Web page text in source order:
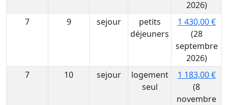
2026)
7
9 sejour
petits
déjeuners
1 430,00 €
(28
septembre
2026)
7
10 sejour
logement
seul
1 183,00 €
(8
novembre